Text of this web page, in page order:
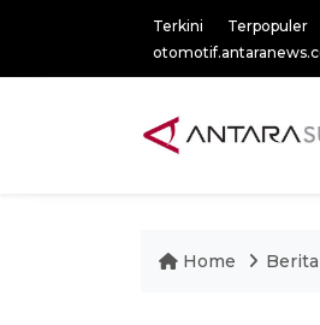
Terkini Terpopuler
Home Berita